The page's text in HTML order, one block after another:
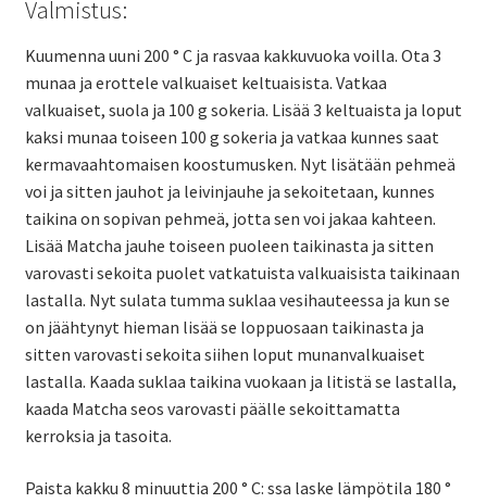
Valmistus:
Kuumenna uuni 200 ° C ja rasvaa kakkuvuoka voilla. Ota 3
munaa ja erottele valkuaiset keltuaisista. Vatkaa
valkuaiset, suola ja 100 g sokeria. Lisää 3 keltuaista ja loput
kaksi munaa toiseen 100 g sokeria ja vatkaa kunnes saat
kermavaahtomaisen koostumusken. Nyt lisätään pehmeä
voi ja sitten jauhot ja leivinjauhe ja sekoitetaan, kunnes
taikina on sopivan pehmeä, jotta sen voi jakaa kahteen.
Lisää Matcha jauhe toiseen puoleen taikinasta ja sitten
varovasti sekoita puolet vatkatuista valkuaisista taikinaan
lastalla. Nyt sulata tumma suklaa vesihauteessa ja kun se
on jäähtynyt hieman lisää se loppuosaan taikinasta ja
sitten varovasti sekoita siihen loput munanvalkuaiset
lastalla. Kaada suklaa taikina vuokaan ja litistä se lastalla,
kaada Matcha seos varovasti päälle sekoittamatta
kerroksia ja tasoita.
Paista kakku 8 minuuttia 200 ° C: ssa laske lämpötila 180 °